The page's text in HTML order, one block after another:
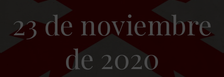
23 de noviembre
de 2020